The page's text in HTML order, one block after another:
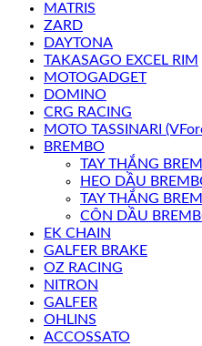
MATRIS
ZARD
DAYTONA
TAKASAGO EXCEL RIM
MOTOGADGET
DOMINO
CRG RACING
MOTO TASSINARI
BREMBO
TAY THẮNG
HEO DẦU
TAY THẮNG
CÔN DẦU
EK CHAIN
GALFER BRAKE
OZ RACING
NITRON
GALFER
OHLINS
ACCOSSATO